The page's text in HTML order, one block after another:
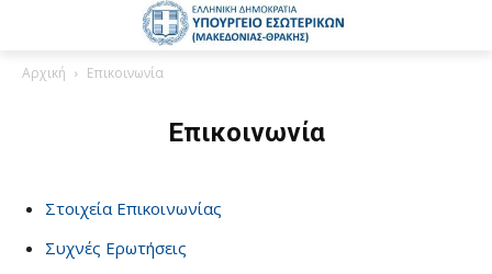
Αρχική Επικοινωνία
Επικοινωνία
Στοιχεία Επικοινωνίας
Συχνές Ερωτήσεις